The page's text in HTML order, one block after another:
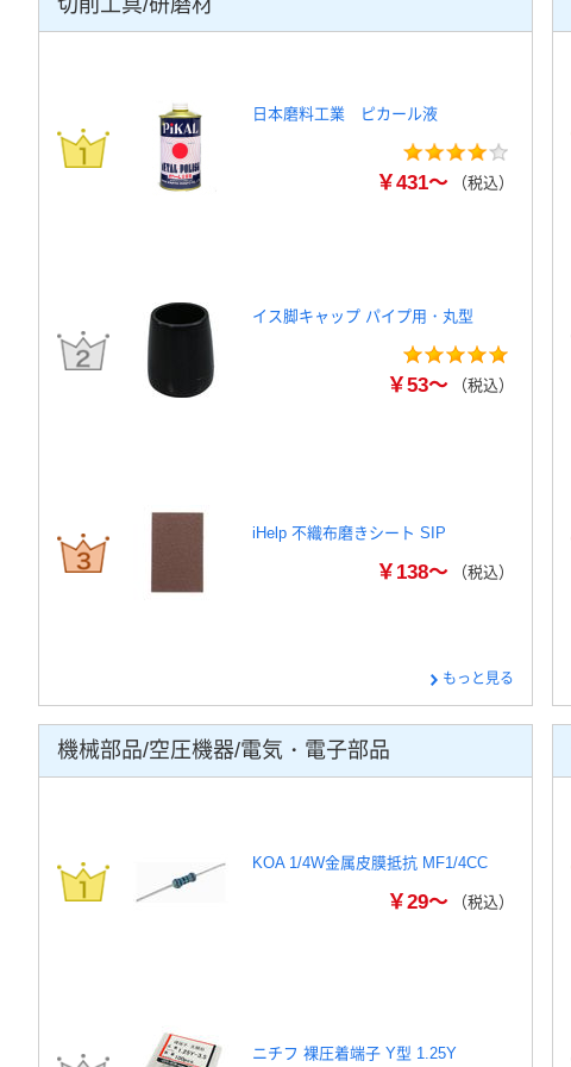
切削工具/研磨材
日本磨料工業 ピカール液
￥431～ （税込）
イス脚キャップ パイプ用・丸型
￥53～ （税込）
iHelp 不織布磨きシート SIP
￥138～ （税込）
もっと見る
機械部品/空圧機器/電気・電子部品
KOA 1/4W金属皮膜抵抗 MF1/4CC
￥29～ （税込）
ニチフ 裸圧着端子 Y型 1.25Y